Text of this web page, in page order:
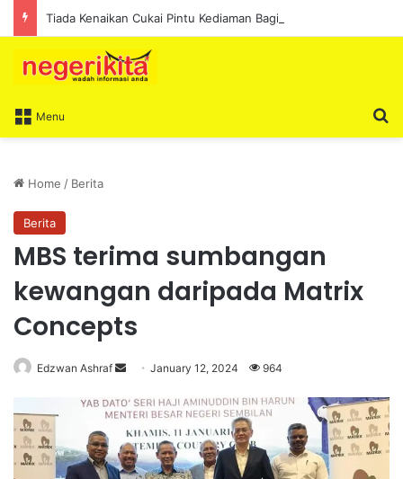
Menu
Home / Berita
Berita
MBS terima sumbangan
kewangan daripada Matrix
Concepts
Edzwan Ashraf
n
d
a
n
January 12, 2024 964